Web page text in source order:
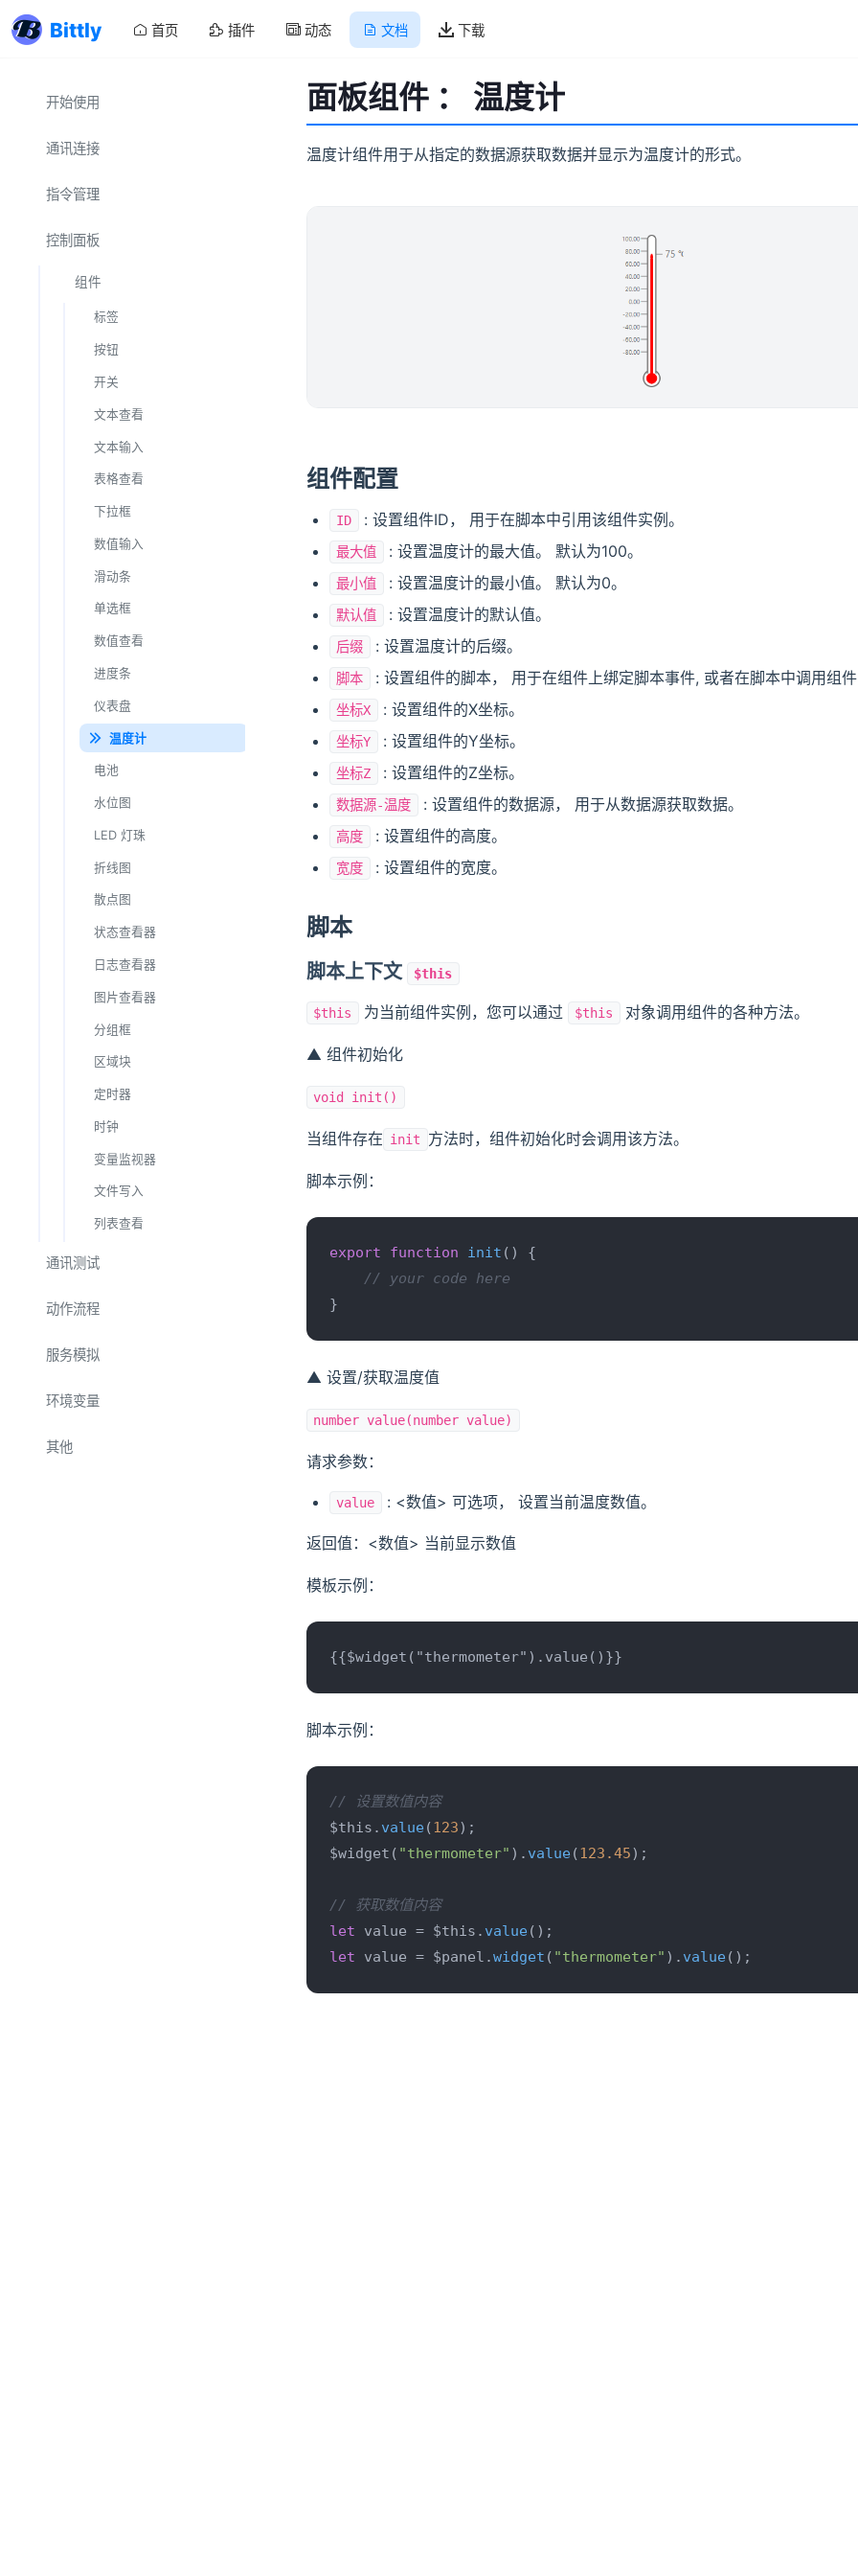
Bittly 首页 插件 动态 文档 下载
开始使用
通讯连接
串口
MQTT
经典蓝牙
指令管理
请求参数
响应解析
数据流
文本
HEX
结构体
绘图
指令脚本
控制面板
组件
标签
按钮
开关
文本查看
文本输入
表格查看
下拉框
数值输入
滑动条
单选框
数值查看
进度条
仪表盘
温度计
电池
水位图
LED 灯珠
折线图
散点图
状态查看器
日志查看器
图片查看器
分组框
区域块
定时器
时钟
变量监视器
文件写入
列表查看
通讯测试
单元测试
步骤：脚本
动作流程
执行指令
服务模拟
串口
环境变量
其他
面板组件 ： 温度计
温度计组件用于从指定的数据源获取数据并显示为温度计的形式。
组件配置
ID : 设置组件ID， 用于在脚本中引用该组件实例。
最大值 : 设置温度计的最大值。 默认为100。
最小值 : 设置温度计的最小值。 默认为0。
默认值 : 设置温度计的默认值。
后缀 : 设置温度计的后缀。
脚本 : 设置组件的脚本， 用于在组件上绑定脚本事件, 或者在脚本中调用组件
坐标X : 设置组件的X坐标。
坐标Y : 设置组件的Y坐标。
坐标Z : 设置组件的Z坐标。
数据源-温度 : 设置组件的数据源， 用于从数据源获取数据。
高度 : 设置组件的高度。
宽度 : 设置组件的宽度。
脚本
脚本上下文 $this
$this 为当前组件实例，您可以通过 $this 对象调用组件的各种方法。
▲ 组件初始化
void init()
当组件存在 init 方法时，组件初始化时会调用该方法。
脚本示例：
export function init ( ) {
// your code here
}
▲ 设置/获取温度值
number value(number value)
请求参数：
value : <数值> 可选项， 设置当前温度数值。
返回值：<数值> 当前显示数值
模板示例：
{{$widget("thermometer").value()}}
脚本示例：
// 设置数值内容
$this. value(123);
$widget( "thermometer" ). value(123.45);
// 获取数值内容
let value = $this. value
let value = $panel.widget ( "thermometer" ). value();